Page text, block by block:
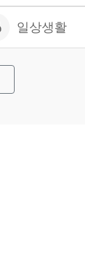
일상생활